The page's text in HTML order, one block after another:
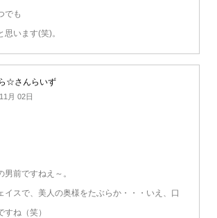
でも
います(笑)。
☆さんらいず
月 02日
前ですねえ～。
イスで、美人の奥様をたぶらか・・・いえ、口
ね（笑）